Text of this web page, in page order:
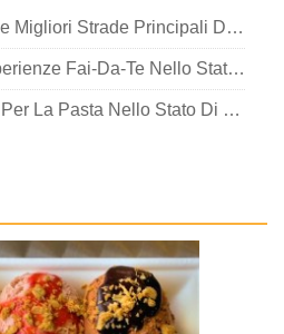
Fai Acquisti In 9 Delle Migliori Strade Principali Dello Stato Di New York
12 Delle Migliori Esperienze Fai-Da-Te Nello Stato Di New York
12 Dei Migliori Posti Per La Pasta Nello Stato Di New York